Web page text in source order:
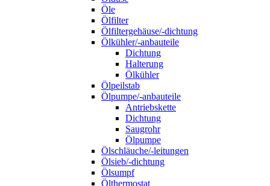
Öle
Ölfilter
Ölfiltergehäuse/-dichtung
Ölkühler/-anbauteile
Dichtung
Halterung
Ölkühler
Ölpeilstab
Ölpumpe/-anbauteile
Antriebskette
Dichtung
Saugrohr
Ölpumpe
Ölschläuche/-leitungen
Ölsieb/-dichtung
Ölsumpf
Ölthermostat